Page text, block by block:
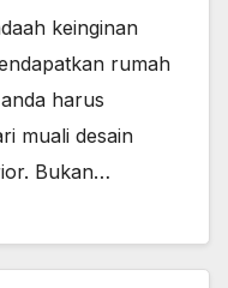
keinginan
rumah
harus
muali desain
Bukan…